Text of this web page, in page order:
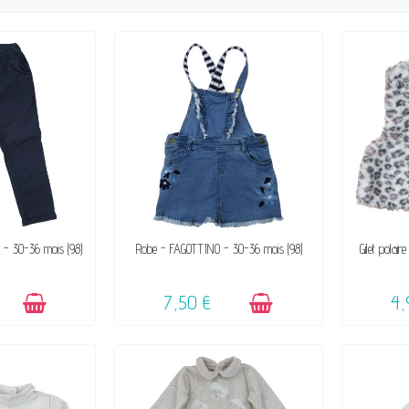
- 30-36 mois (98) DISPONIBLE
Robe - FAGOTTINO - 30-36 mois (98)
7,50 €
Gilet